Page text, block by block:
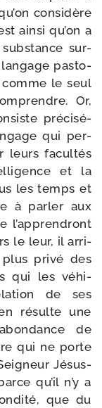
consi­dère
ain­si qu’on a
sub­stance sur­
lan­gage pas­to­
le seul
Or,
pré­ci­sé­
qui per­
leurs facul­tés
et la
les temps et
à par­ler aux
l’ap­pren­dront
le leur, il arri­
pri­vé des
qui les véhi­
de ses
résulte une
de
qui ne porte
Jésus-​
qu’il n’y a
que du